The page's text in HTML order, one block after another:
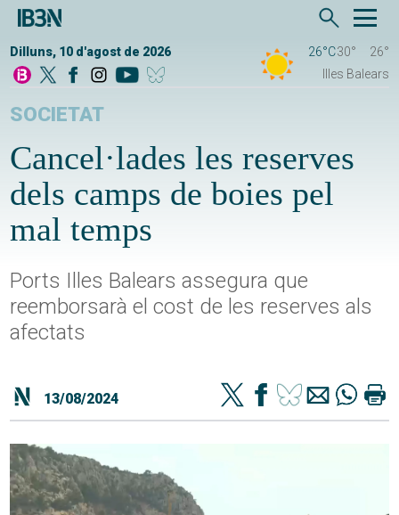
Dilluns, 10 d'agost de 2026 26°C30°
26°
Illes Balears
SOCIETAT
Cancel·lades les reserves
dels camps de boies pel
mal temps
Ports Illes Balears assegura que
reemborsarà el cost de les reserves als
afectats
13/08/2024